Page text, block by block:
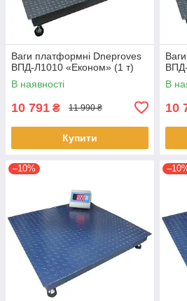
Ваги платформні Dneproves
ВПД-Л1010 «Економ» (1 т)
В наявності
10 791 ₴ 11 990 ₴
Купити
В
10
–10%